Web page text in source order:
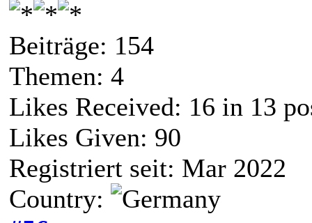
Beiträge: 154
Themen: 4
Likes Received: 16 in 13
Likes Given: 90
Registriert seit: Mar 2022
Country: